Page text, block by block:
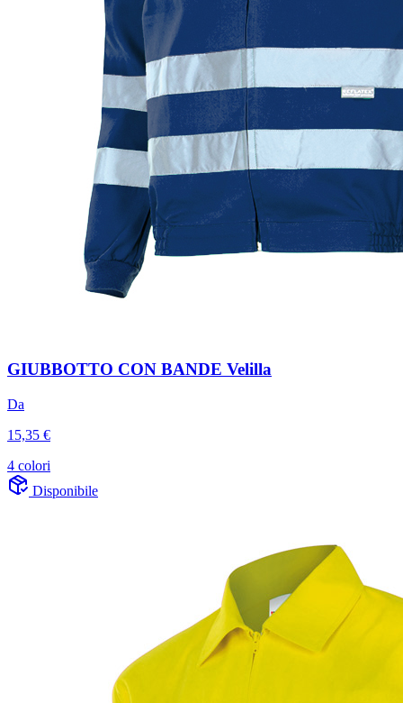
GIUBBOTTO CON BANDE Velilla
Da
15,35 €
4 colori
Disponibile